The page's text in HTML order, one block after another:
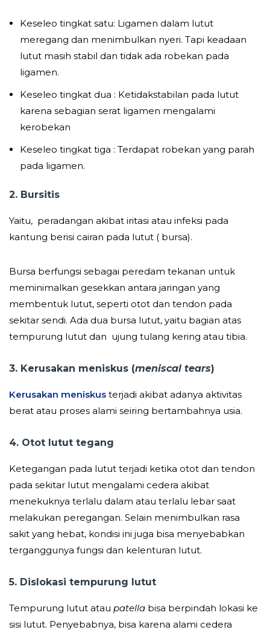
Keseleo tingkat satu: Ligamen dalam lutut
meregang dan menimbulkan nyeri. Tapi keadaan
lutut masih stabil dan tidak ada robekan pada
ligamen.
Keseleo tingkat dua : Ketidakstabilan pada lutut
karena sebagian serat ligamen mengalami
kerobekan
Keseleo tingkat tiga : Terdapat robekan yang parah
pada ligamen.
2. Bursitis
Yaitu, peradangan akibat iritasi atau infeksi pada
kantung berisi cairan pada lutut ( bursa).
Bursa berfungsi sebagai peredam tekanan untuk
meminimalkan gesekkan antara jaringan yang
membentuk lutut, seperti otot dan tendon pada
sekitar sendi. Ada dua bursa lutut, yaitu bagian atas
tempurung lutut dan ujung tulang kering atau tibia.
3. Kerusakan meniskus (meniscal tears)
Kerusakan meniskus terjadi akibat adanya aktivitas
berat atau proses alami seiring bertambahnya usia.
4. Otot lutut tegang
Ketegangan pada lutut terjadi ketika otot dan tendon
pada sekitar lutut mengalami cedera akibat
menekuknya terlalu dalam atau terlalu lebar saat
melakukan peregangan. Selain menimbulkan rasa
sakit yang hebat, kondisi ini juga bisa menyebabkan
terganggunya fungsi dan kelenturan lutut.
5. Dislokasi tempurung lutut
Tempurung lutut atau patella bisa berpindah lokasi ke
sisi lutut. Penyebabnya, bisa karena alami cedera